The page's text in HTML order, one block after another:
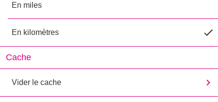
En miles
En kilomètres
Cache
Vider le cache